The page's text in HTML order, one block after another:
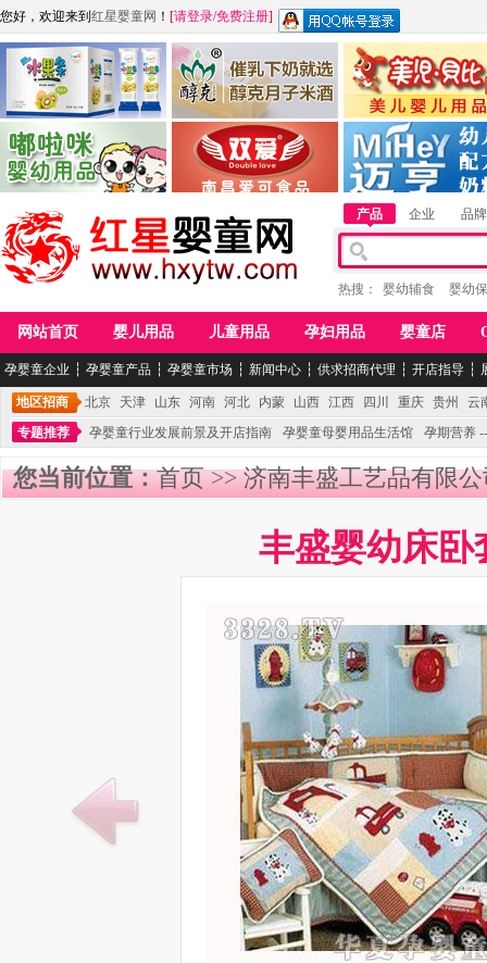
您好，欢迎来到 红星婴童网 ！ [请登录/免费注册]
江西麦嘟嘟食品有限公司
青岛嘟啦咪婴幼儿用品公司
江西醇之客月子米酒 惠州市美儿婴儿用品
湖南迈亨母婴用品有限
产品 企业 品牌
热搜： 婴幼辅食 婴幼
网站首页 婴儿用品 儿童用品 孕妇用品 婴童店
孕婴童企业 ┆ 孕婴童产品 ┆ 孕婴童市场 ┆ 新闻中心 ┆ 供求招商代理 ┆ 开店指导 ┆
地区招商 北京 天津 山东 河南 河北 内蒙 山西 江西 四川 重庆 贵州
云
专题推荐
孕婴童行业发展前景及开店指南 孕婴童母婴用品生活馆 孕期营养
您当前位置：首页>>济南丰盛工艺品有限
丰盛婴幼床卧